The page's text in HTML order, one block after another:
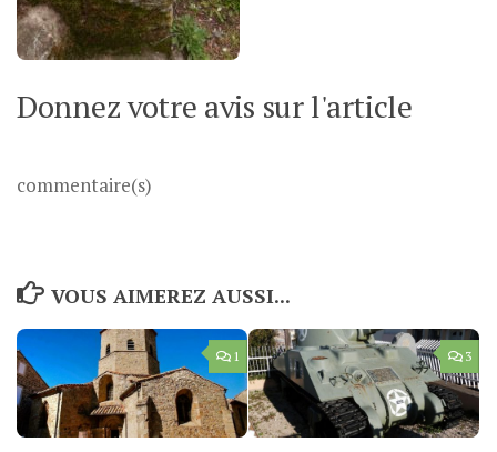
Donnez votre avis sur l'article
commentaire(s)
VOUS AIMEREZ AUSSI...
1 3